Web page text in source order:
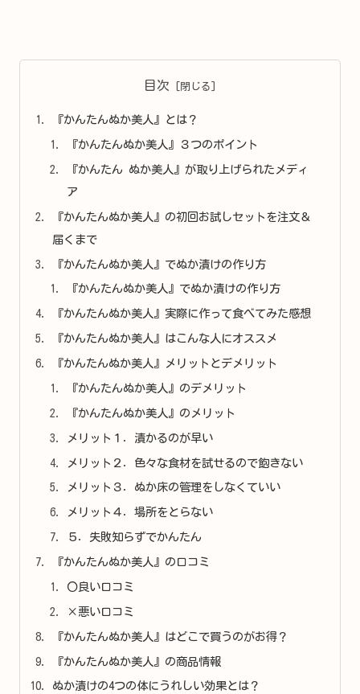
目次
『かんたんぬか美人』とは？
『かんたんぬか美人』３つのポイント
『かんたん ぬか美人』が取り上げられたメディ
ア
『かんたんぬか美人』の初回お試しセットを注文＆
届くまで
『かんたんぬか美人』でぬか漬けの作り方
『かんたんぬか美人』でぬか漬けの作り方
『かんたんぬか美人』実際に作って食べてみた感想
『かんたんぬか美人』はこんな人にオススメ
『かんたんぬか美人』メリットとデメリット
『かんたんぬか美人』のデメリット
『かんたんぬか美人』のメリット
メリット１．漬かるのが早い
メリット２．色々な食材を試せるので飽きない
メリット３．ぬか床の管理をしなくていい
メリット４．場所をとらない
５．失敗知らずでかんたん
『かんたんぬか美人』の口コミ
〇良い口コミ
×悪い口コミ
『かんたんぬか美人』はどこで買うのがお得？
『かんたんぬか美人』の商品情報
ぬか漬けの4つの体にうれしい効果とは？